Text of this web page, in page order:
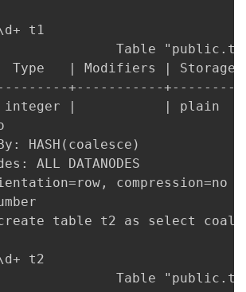
t1
Table
Type   | Modifiers | Storage
+-----------
| integer |           |
HASH(coalesce)
ALL DATANODES
compression=no
create table t2 as select
t2
Table